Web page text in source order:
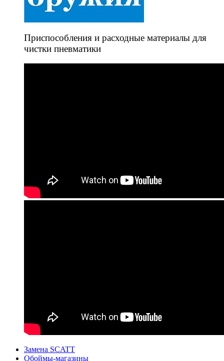
Приспособления и расходные материалы для
чистки пневматики
Замена SCATT
Обоймы-магазины